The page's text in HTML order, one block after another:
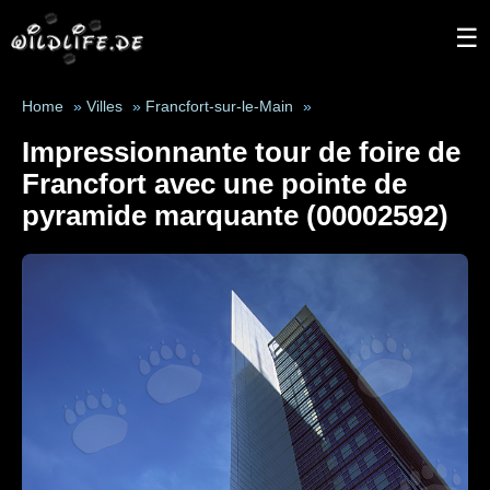
☰
Home » Villes » Francfort-sur-le-Main »
Impressionnante tour de foire de
Francfort avec une pointe de
pyramide marquante (00002592)